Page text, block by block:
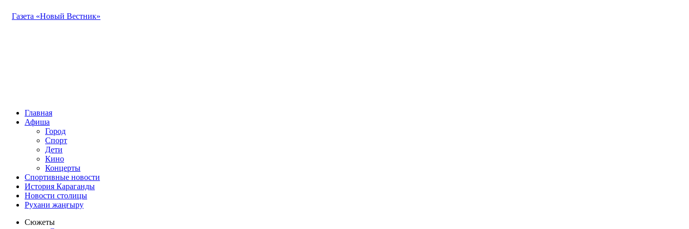
Газета «Новый Вестник»
Главная
Афиша
Город
Спорт
Дети
Кино
Концерты
Спортивные новости
История Караганды
Новости столицы
Рухани жаңғыру
Сюжеты